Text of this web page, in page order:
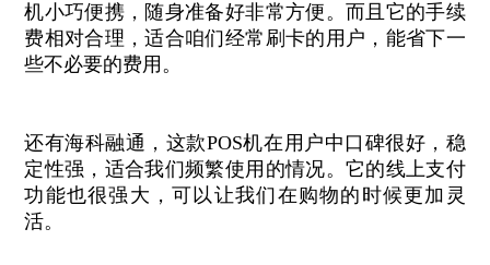
机小巧便携，随身准备好非常方便。而且它的手续
费相对合理，适合咱们经常刷卡的用户，能省下一
些不必要的费用。
还有海科融通，这款POS机在用户中口碑很好，稳
定性强，适合我们频繁使用的情况。它的线上支付
功能也很强大，可以让我们在购物的时候更加灵
活。